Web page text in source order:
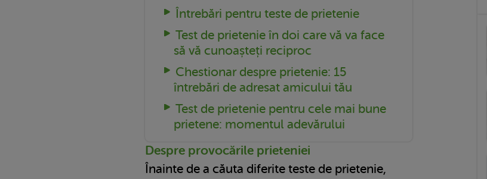
Întrebări pentru teste de prietenie
Test de prietenie în doi care vă va face
să vă cunoașteți reciproc
Chestionar despre prietenie: 15
întrebări de adresat amicului tău
Test de prietenie pentru cele mai bune
prietene: momentul adevărului
Despre provocările prieteniei
Înainte de a căuta diferite teste de prietenie,